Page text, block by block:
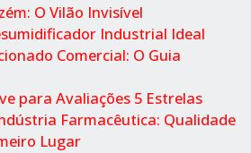
O Vilão Invisível
Industrial Ideal
Comercial: O Guia
para Avaliações 5 Estrelas
Farmacêutica: Qualidade
Lugar